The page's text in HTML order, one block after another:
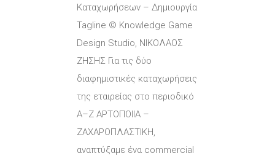
Καταχωρήσεων – Δημιουργία
Tagline © Knowledge Game
Design Studio, ΝΙΚΟΛΑΟΣ
ΖΗΣΗΣ Για τις δύο
διαφημιστικές καταχωρήσεις
της εταιρείας στο περιοδικό
Α–Ζ ΑΡΤΟΠΟΙΙΑ –
ΖΑΧΑΡΟΠΛΑΣΤΙΚΗ,
αναπτύξαμε ένα commercial